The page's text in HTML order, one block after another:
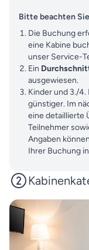
Bitte beachten
Die Buchung
eine Kabine
unser Service-
Ein
ausgewiesen.
Kinder und 3./4.
günstiger. Im
eine detaillierte
Teilnehmer
Angaben
Ihrer Buchung